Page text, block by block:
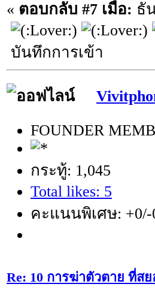
« ตอบกลับ #7 เมื่อ: ธั
บันทึกการเข้า
FOUNDER
กระทู้: 1,045
Total likes: 5
คะแนนพิเศษ: +0/-
Re: 10 การฆ่าตัวตาย ที่ส